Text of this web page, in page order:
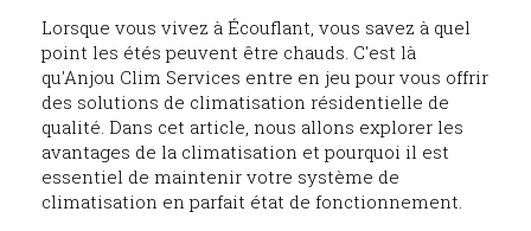
Lorsque vous vivez à Écouflant, vous savez à quel
point les étés peuvent être chauds. C'est là
qu'Anjou Clim Services entre en jeu pour vous offrir
des solutions de climatisation résidentielle de
qualité. Dans cet article, nous allons explorer les
avantages de la climatisation et pourquoi il est
essentiel de maintenir votre système de
climatisation en parfait état de fonctionnement.